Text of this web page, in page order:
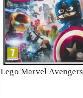
Lego Marvel Avengers